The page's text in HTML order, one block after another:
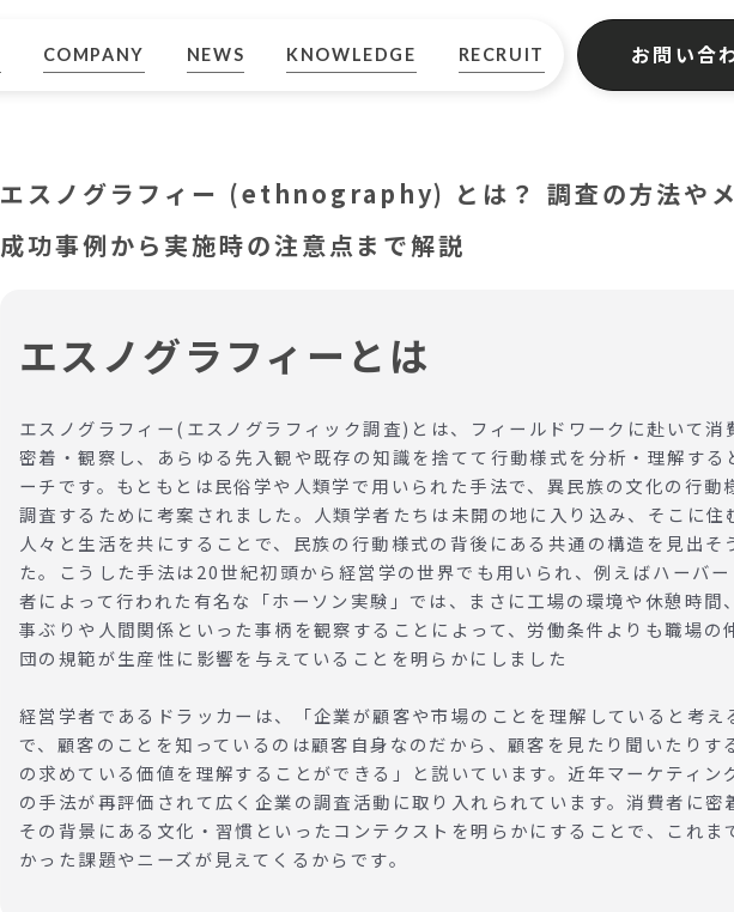
COMPANY NEWS KNOWLEDGE RECRUIT お問い合
エスノグラフィー (ethnography) とは？ 調査の方法やメ
成功事例から実施時の注意点まで解説
エスノグラフィーとは
エスノグラフィー(エスノグラフィック調査)とは、フィールドワークに赴いて消
密着・観察し、あらゆる先入観や既存の知識を捨てて行動様式を分析・理解する
ーチです。もともとは民俗学や人類学で用いられた手法で、異民族の文化の行動
調査するために考案されました。人類学者たちは未開の地に入り込み、そこに住
人々と生活を共にすることで、民族の行動様式の背後にある共通の構造を見出そ
た。こうした手法は20世紀初頭から経営学の世界でも用いられ、例えばハーバ
者によって行われた有名な「ホーソン実験」では、まさに工場の環境や休憩時間
事ぶりや人間関係といった事柄を観察することによって、労働条件よりも職場の
団の規範が生産性に影響を与えていることを明らかにしました
経営学者であるドラッカーは、「企業が顧客や市場のことを理解していると考え
で、顧客のことを知っているのは顧客自身なのだから、顧客を見たり聞いたりす
の求めている価値を理解することができる」と説いています。近年マーケティン
の手法が再評価されて広く企業の調査活動に取り入れられています。消費者に密
その背景にある文化・習慣といったコンテクストを明らかにすることで、これま
かった課題やニーズが見えてくるからです。